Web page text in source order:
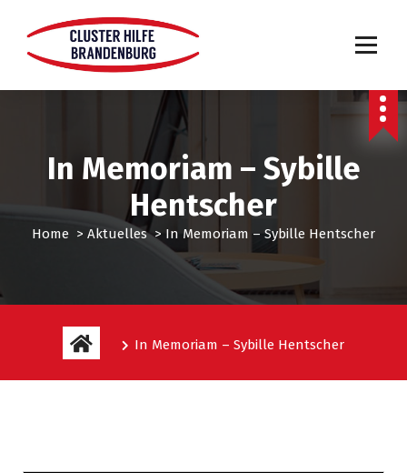
In Memoriam – Sybille
Hentscher
Home > Aktuelles> In Memoriam – Sybille Hentscher
In Memoriam – Sybille Hentscher